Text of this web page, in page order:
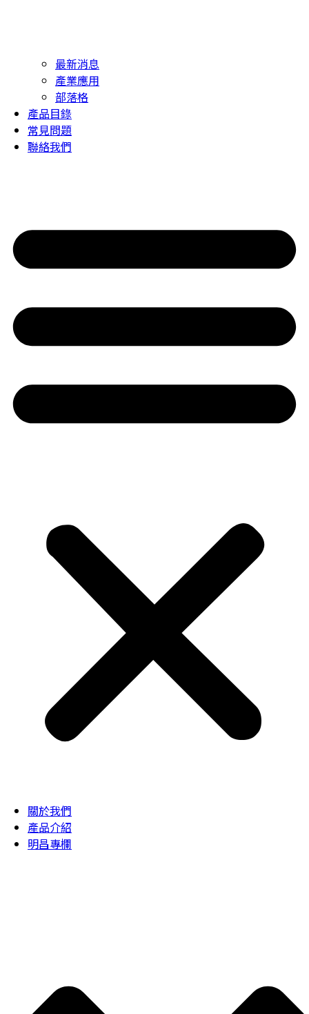
最新消息
產業應用
部落格
產品目錄
常見問題
聯絡我們
關於我們
產品介紹
明昌專欄